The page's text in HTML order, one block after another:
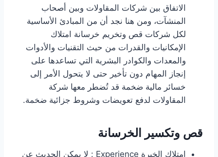
الاتفاق بين شركات المقاولات وبين أصحاب
المنشآت، ومن هنا نجد أن من المبادئ الأساسية
لكل شركات قص وتخريم خرسانة امتلاك
الإمكانيات والقدرات من حيث التقنيات والأدوات
والمعدات والكوادر البشرية التي تساعدها على
إنجاز المهام دون تأخير حتى لا يتحول الأمر إلى
خسائر مالية ضخمة قد تُضطر معها شركة
المقاولات لدفع تعويضات وشروط جزائية ضخمة.
قص وتكسير الخرسانة
امتلاك الخبرة Experience : لا يمكن الحديث عن